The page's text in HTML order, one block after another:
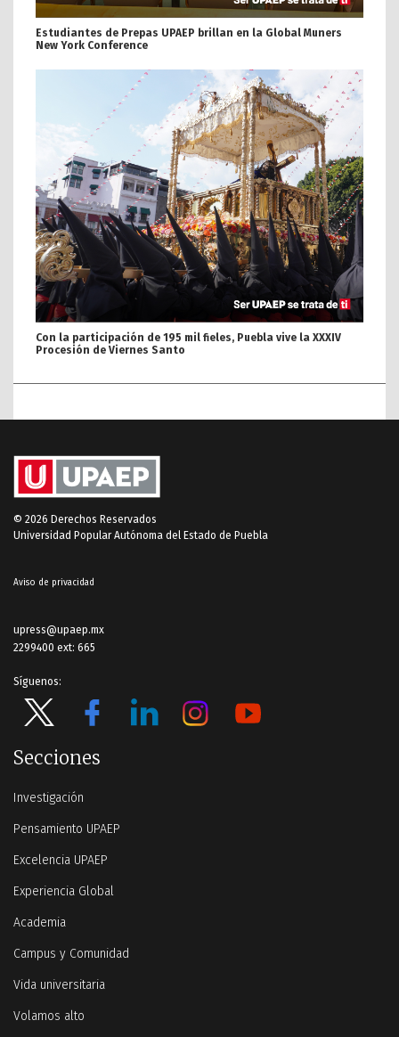
Estudiantes de Prepas UPAEP brillan en la Global Muners
New York Conference
Con la participación de 195 mil fieles, Puebla vive la XXXIV
Procesión de Viernes Santo
© 2026 Derechos Reservados
Universidad Popular Autónoma del Estado de Puebla
Aviso de privacidad
upress@upaep.mx
2299400 ext: 665
Síguenos:
Secciones
Investigación
Pensamiento UPAEP
Excelencia UPAEP
Experiencia Global
Academia
Campus y Comunidad
Vida universitaria
Volamos alto